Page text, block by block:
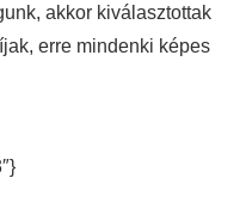
akkor kiválasztottak
erre mindenki képes